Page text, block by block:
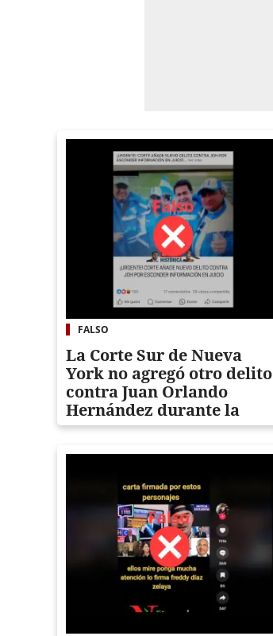
FALSO
La Corte Sur de Nueva
York no agregó otro delito
contra Juan Orlando
Hernández durante la
sentencia